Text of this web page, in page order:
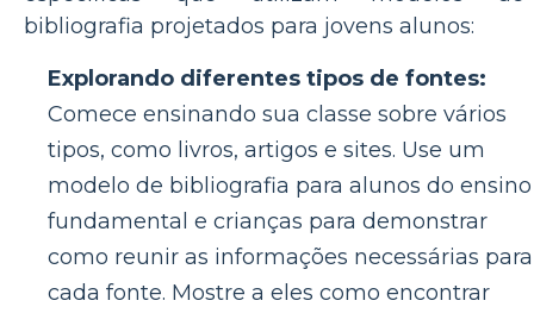
bibliografia projetados para jovens alunos:
Explorando diferentes tipos de fontes:
Comece ensinando sua classe sobre vários
tipos, como livros, artigos e sites. Use um
modelo de bibliografia para alunos do ensino
fundamental e crianças para demonstrar
como reunir as informações necessárias para
cada fonte. Mostre a eles como encontrar